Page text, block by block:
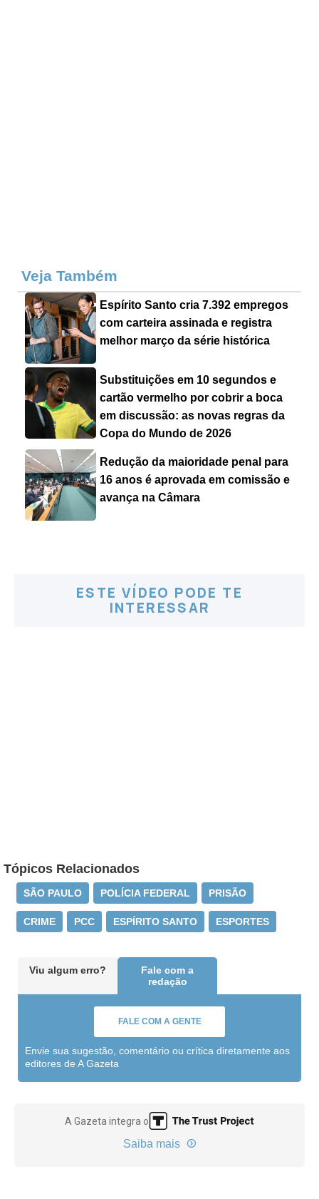
Veja Também
Espírito Santo cria 7.392 empregos
com carteira assinada e registra
melhor março da série histórica
Substituições em 10 segundos e
cartão vermelho por cobrir a boca
em discussão: as novas regras da
Copa do Mundo de 2026
Redução da maioridade penal para
16 anos é aprovada em comissão e
avança na Câmara
ESTE VÍDEO PODE TE
INTERESSAR
Tópicos Relacionados
SÃO PAULO POLÍCIA FEDERAL PRISÃO
CRIME PCC ESPÍRITO SANTO ESPORTES
Viu algum erro?
Fale com a
redação
FALE COM A GENTE
Envie sua sugestão, comentário ou crítica diretamente aos
editores de A Gazeta
A Gazeta integra o
Saiba mais